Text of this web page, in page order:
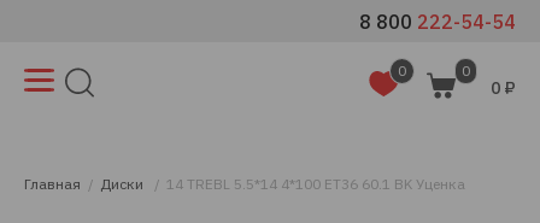
8 800 222-54-54
0 0
0 ₽
Главная Диски 14 TREBL 5.5*14 4*100 ЕТ36 60.1 BK Уценка